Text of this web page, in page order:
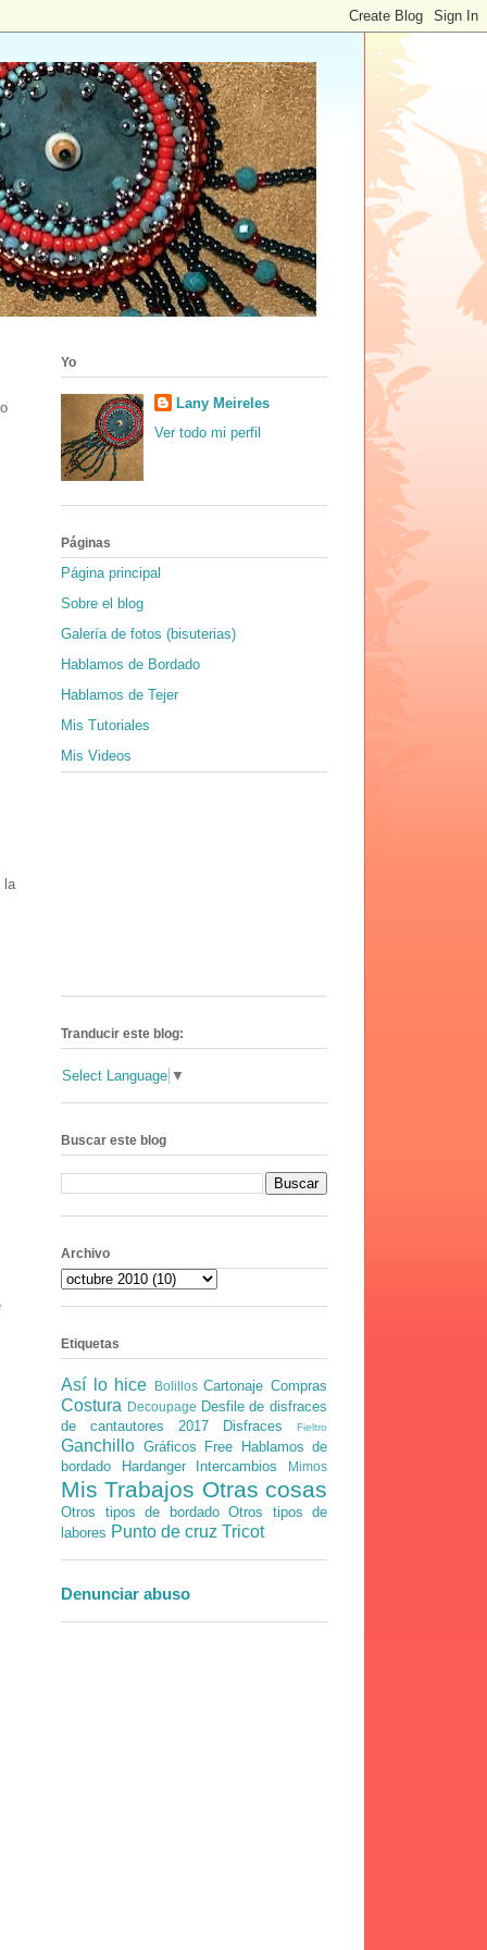
la
Yo
Lany Meireles
Ver todo mi perfil
Páginas
Página principal
Sobre el blog
Galería de fotos (bisuterias)
Hablamos de Bordado
Hablamos de Tejer
Mis Tutoriales
Mis Videos
Tranducir este blog:
Select Language ▼
Buscar este blog
Archivo
Etiquetas
Así lo hice Bolillos Cartonaje Compras
Costura Decoupage Desfile de disfraces
de cantautores 2017
Disfraces Fieltro
Ganchillo Gráficos Free
Hablamos de
bordado
Hardanger Intercambios Mimos
Mis Trabajos Otras cosas
Otros tipos de bordado Otros tipos de
labores Punto de cruz Tricot
Denunciar abuso